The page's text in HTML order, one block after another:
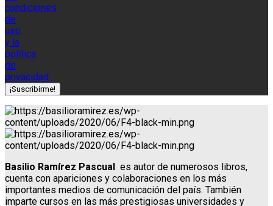
condiciones
de
uso
y la
política
de
privacidad.
Basilio Ramírez Pascual
es autor de numerosos libros,
cuenta con apariciones y colaboraciones en los más
importantes medios de comunicación del país. También
imparte cursos en las más prestigiosas universidades y